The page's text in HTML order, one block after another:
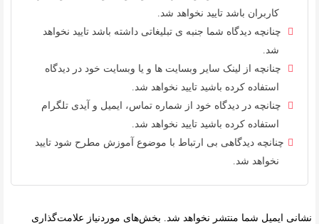
کاربران باشد تایید نخواهد شد.
چنانچه دیدگاه شما جنبه ی تبلیغاتی داشته باشد تایید نخواهد
شد.
چنانچه از لینک سایر وبسایت ها و یا وبسایت خود در دیدگاه
استفاده کرده باشید تایید نخواهد شد.
چنانچه در دیدگاه خود از شماره تماس، ایمیل و آیدی تلگرام
استفاده کرده باشید تایید نخواهد شد.
چنانچه دیدگاهی بی ارتباط با موضوع آموزش مطرح شود تایید
نخواهد شد.
نشانی ایمیل شما منتشر نخواهد شد. بخش‌های موردنیاز علامت‌گذاری